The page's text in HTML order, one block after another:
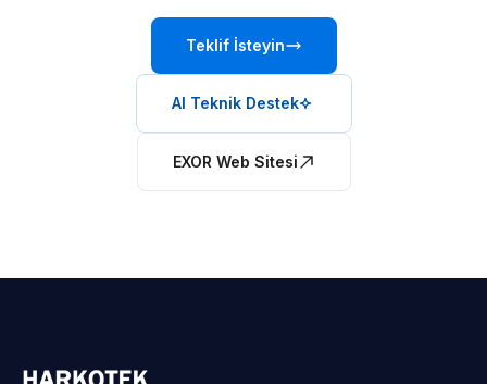
Teklif İsteyin
AI Teknik Destek
EXOR Web Sitesi